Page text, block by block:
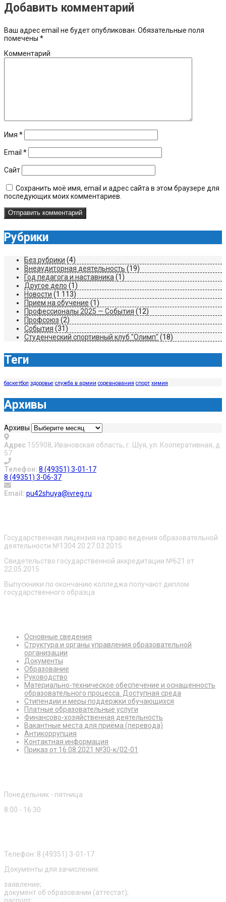
Добавить комментарий
Ваш адрес email не будет опубликован. Обязательные поля
помечены *
Комментарий
Имя *
Email *
Сайт
Сохранить моё имя, email и адрес сайта в этом браузере для
последующих моих комментариев.
Рубрики
Без рубрики (4)
Внеаудиторная деятельность (19)
Год педагога и наставника (1)
Другое дело (1)
Новости (1 113)
Прием на обучение (1)
Профессионалы 2025 — События (12)
Профсоюз (2)
События (31)
Студенческий спортивный клуб "Олимп" (18)
Теги
баскетбол здоровье служба в армии соревнования спорт химия
Архивы
Архивы
Адрес 155908, Ивановская область, г. Шуя, ул. Кооперативная, д.
57
Телефон: 8 (49351) 3-01-17
8 (49351) 3-06-37
Email: pu42shuya@ivreg.ru
Государственная лицензия на право ведения образовательной
деятельности №1304 20 27.03.2015
Свидетельство государственной аккредитации №621 от
22.05.2015
Выпускники по окончанию колледжа получают диплом
государственного образца
Основные сведения
Структура и органы управления образовательной
организации
Документы
Образование
Руководство
Материально-техническое обеспечение и оснащенность
образовательного процесса. Доступная среда
Стипендии и меры поддержки обучающихся
Платные образовательные услуги
Финансово-хозяйственная деятельность
Вакантные места для приёма (перевода)
Антикоррупция
Контактная информация
Приказ от 16.08.2021 №30-к/02-01
Понедельник - пятница
8:00 - 16:30
Телефон: 8 (49351) 3-01-17
Документы для зачисления:
заявление;
документ об образовании (аттестат);